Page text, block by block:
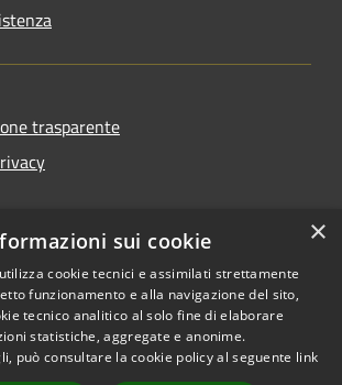
trasparente
di accessibilità
Copyright © 2026 • Comune di
Sant'Elia Fiumerapido •
×
sui cookie
cookie tecnici e assimilati strettamente
funzionamento e alla navigazione del sito,
tecnico analitico al solo fine di elaborare
statistiche, aggregate e anonime.
può consultare la cookie policy al seguente link